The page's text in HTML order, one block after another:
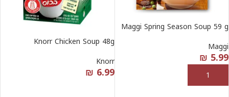
Maggi Spring Season Soup 59 g
Maggi
₪ 5.99
إضافة إلى السلة
Knorr Chicken Soup 48g
Knorr
₪ 6.99